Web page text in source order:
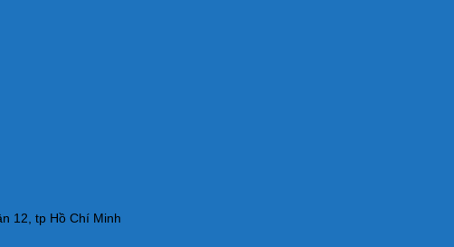
12, tp Hồ Chí Minh